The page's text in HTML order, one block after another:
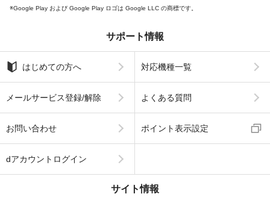
Google Play および Google Play ロゴは Google LLC の商標です。
サポート情報
はじめての方へ 対応機種一覧
メールサービス登録/解除 よくある質問
お問い合わせ ポイント表示設定
dアカウントログイン
サイト情報